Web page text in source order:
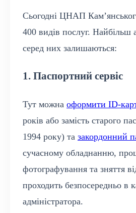
Сьогодні ЦНАП
400 видів послуг. Найбільш
серед них залишаються:
1. Паспортний сервіс
Тут можна оформити ID-
років або замість старого
1994 року) та закордонний
сучасному обладнанню,
фотографування та зняття
проходить безпосередньо в
адміністратора.